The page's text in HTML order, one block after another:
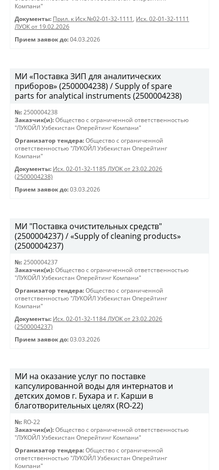
Компани"
Документы: Прил. к Исх.№02-01-32-1111 , Исх. 02-01-32-1111
ЛУОК от 19.02.2026
Прием заявок до: 04.03.2026
МИ «Поставка ЗИП для аналитических
приборов» (2500004238) / Supply of spare
parts for analytical instruments (2500004238)
№: 2500004238
Заказчик(и): Общество с ограниченной ответственностью
"ЛУКОЙЛ Узбекистан Оперейтинг Компани"
Организатор тендера: Общество с ограниченной
ответственностью "ЛУКОЙЛ Узбекистан Оперейтинг
Компани"
Документы: Исх. 02-01-32-1185 ЛУОК от 23.02.2026
(2500004238)
Прием заявок до: 03.03.2026
МИ "Поставка очистительных средств"
(2500004237) / «Supply of cleaning products»
(2500004237)
№: 2500004237
Заказчик(и): Общество с ограниченной ответственностью
"ЛУКОЙЛ Узбекистан Оперейтинг Компани"
Организатор тендера: Общество с ограниченной
ответственностью "ЛУКОЙЛ Узбекистан Оперейтинг
Компани"
Документы: Исх. 02-01-32-1184 ЛУОК от 23.02.2026
(2500004237)
Прием заявок до: 03.03.2026
МИ на оказание услуг по поставке
капсулированной воды для интернатов и
детских домов г. Бухара и г. Карши в
благотворительных целях (RO-22)
№: RO-22
Заказчик(и): Общество с ограниченной ответственностью
"ЛУКОЙЛ Узбекистан Оперейтинг Компани"
Организатор тендера: Общество с ограниченной
ответственностью "ЛУКОЙЛ Узбекистан Оперейтинг
Компани"